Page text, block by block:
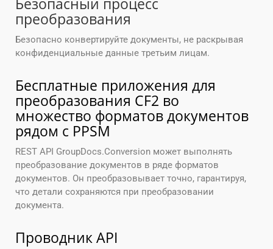
преобразования
Безопасно конвертируйте документы, не раскрывая
конфиденциальные данные третьим лицам.
Бесплатные приложения для
преобразования CF2 во
множество форматов документов
рядом с PPSM
REST API GroupDocs.Conversion может выполнять
преобразование документов в ряде форматов
документов. Он преобразовывает точно, гарантируя,
что детали сохраняются при преобразовании
документа.
Проводник API